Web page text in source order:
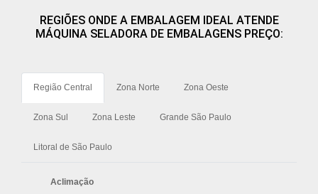
REGIÕES ONDE A EMBALAGEM IDEAL ATENDE
MÁQUINA SELADORA DE EMBALAGENS PREÇO:
Região Central Zona Norte Zona Oeste
Zona Sul Zona Leste Grande São Paulo
Litoral de São Paulo
Aclimação